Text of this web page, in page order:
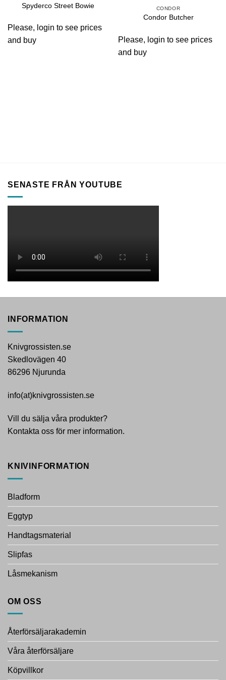
Spyderco Street Bowie
Please, login to see prices
and buy
CONDOR
Condor Butcher
Please, login to see prices
and buy
SENASTE FRÅN YOUTUBE
INFORMATION
Knivgrossisten.se
Skedlovägen 40
86296 Njurunda
info(at)knivgrossisten.se
Vill du sälja våra produkter?
Kontakta oss för mer information.
KNIVINFORMATION
Bladform
Eggtyp
Handtagsmaterial
Slipfas
Låsmekanism
OM OSS
Återförsäljarakademin
Våra återförsäljare
Köpvillkor